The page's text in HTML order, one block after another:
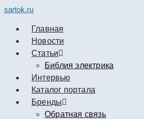
sartok.ru
Главная
Новости
Cтатьи
Библия электрика
Интервью
Каталог портала
Бренды
Обратная связь